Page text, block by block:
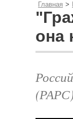
Главная >
она